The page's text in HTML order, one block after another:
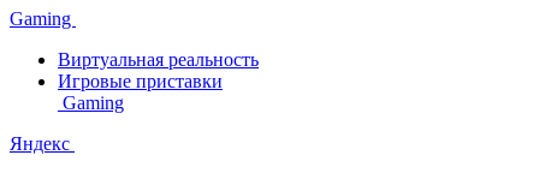
Gaming
Виртуальная реальность
Игровые приставки
Gaming
Яндекс